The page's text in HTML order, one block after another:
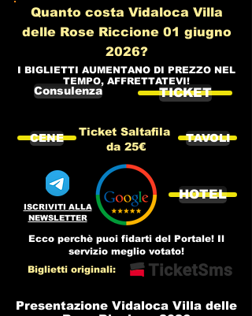
Quanto costa Vidaloca Villa
delle Rose Riccione 01 giugno
2026?
I BIGLIETTI AUMENTANO DI PREZZO NEL
TEMPO, AFFRETTATEVI!
Consulenza TICKET
CENE
Ticket Saltafila
da 25€
TAVOLI
ISCRIVITI ALLA
NEWSLETTER
HOTEL
Ecco perchè puoi fidarti del Portale! Il
servizio meglio votato!
Biglietti originali:
Presentazione Vidaloca Villa delle